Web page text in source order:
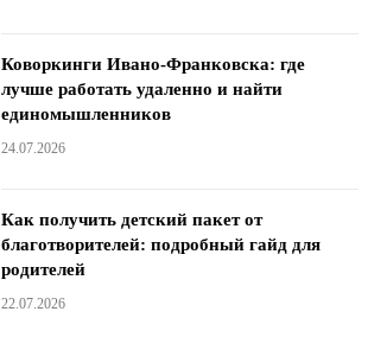
Коворкинги Ивано-Франковска: где
лучше работать удаленно и найти
единомышленников
24.07.2026
Как получить детский пакет от
благотворителей: подробный гайд для
родителей
22.07.2026